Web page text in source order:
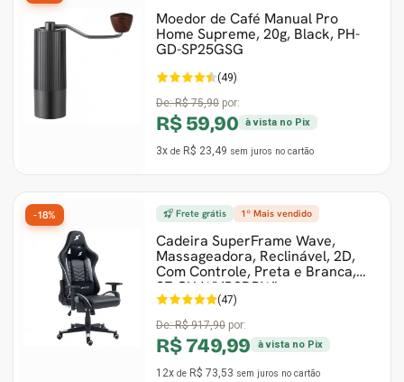
Moedor de Café Manual Pro
Home Supreme, 20g, Black, PH-
GD-SP25GSG
(49)
De:R$ 75,90 por:
R$ 59,90 à vista no Pix
3x de R$ 23,49 sem juros no cartão
Frete grátis 1º Mais vendido
Cadeira SuperFrame Wave,
Massageadora, Reclinável, 2D,
Com Controle, Preta e Branca,
SF-CH-WVR2DBWL
(47)
De:R$ 917,90 por:
R$ 749,99 à vista no Pix
12x de R$ 73,53 sem juros no cartão
-18%